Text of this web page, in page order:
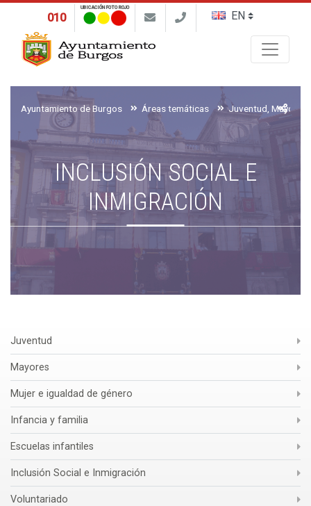
010
UBICACIÓN FOTO ROJO
Ayuntamiento de Burgos Áreas temáticas
INCLUSIÓN SOCIAL E
INMIGRACIÓN
Juventud
Mayores
Mujer e igualdad de género
Infancia y familia
Escuelas infantiles
Inclusión Social e Inmigración
Voluntariado